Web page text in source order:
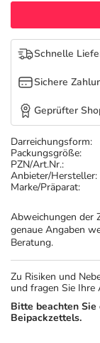
Tierapotheke
Vitamine &
Marken
Salus Deals
Darreichungsform:
Packungsgröße:
PZN/Art.Nr.:
Anbieter/Hersteller:
Marke/Präparat:
Abweichungen der
genaue Angaben
Beratung.
Schnelle
Sichere
Geprüfter
Zu Risiken und
und fragen Sie
Bitte beachten
Beipackzettels.